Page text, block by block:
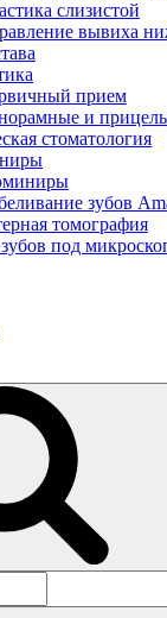
слизистой
вывиха
прием
и
стоматология
зубов
томография
под